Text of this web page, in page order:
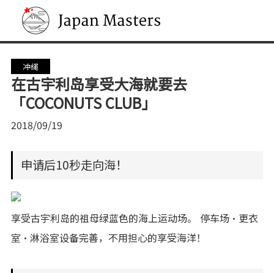
Japan Masters
冲绳
在古宇利岛享受大海就要去
「COCONUTS CLUB」
2018/09/19
申请后10秒走向海！
享受古宇利岛的祖母绿蓝色的海上运动场。 停车场·更衣
室·淋浴室设备完善，不用担心的享受海洋！